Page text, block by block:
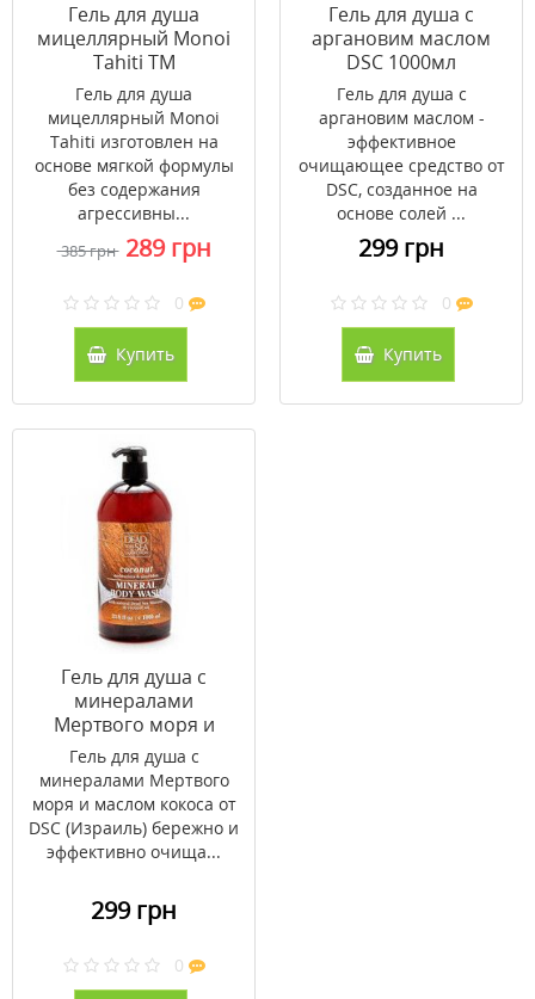
Гель для душа
мицеллярный Monoi
Tahiti ТМ
Бифас/Byphasse 1000
мл
Гель для душа
мицеллярный Monoi
Tahiti изготовлен на
основе мягкой формулы
без содержания
агрессивны...
385 грн 289 грн
0
Купить
Гель для душа с
аргановим маслом
DSC 1000мл
Гель для душа с
аргановим маслом -
эффективное
очищающее средство от
DSC, созданное на
основе солей ...
299 грн
0
Купить
Гель для душа с
минералами
Мертвого моря и
маслом кокоса DSC
1000мл
Гель для душа с
минералами Мертвого
моря и маслом кокоса от
DSC (Израиль) бережно и
эффективно очища...
299 грн
0